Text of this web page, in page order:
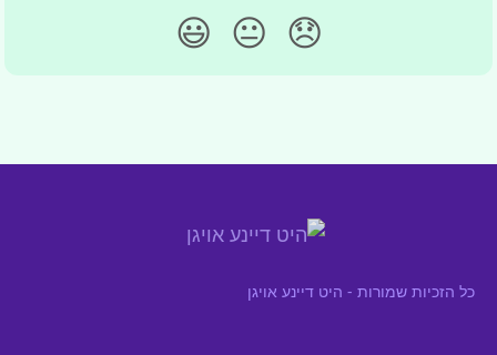
😞
😐
😃
כל הזכיות שמורות - היט דיינע אויגן